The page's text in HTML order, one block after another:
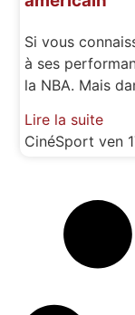
Si vous
à ses
la NBA. Mais
Lire la suite
CinéSportven